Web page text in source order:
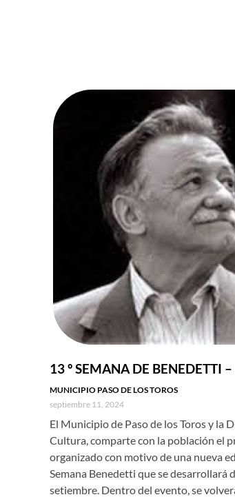
13 º SEMANA DE BENEDETTI
septiembre 11, 2024
MUNICIPIO PASO DE LOS TOROS
El Municipio de Paso de los Toros y la
Cultura, comparte con la población el
organizado con motivo de una nueva
Semana Benedetti que se desarrollará
setiembre. Dentro del evento, se